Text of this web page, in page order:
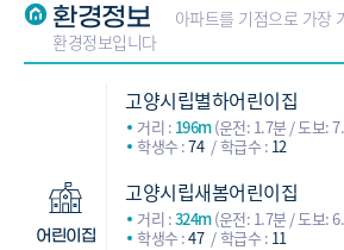
환경정보
아파트를 기점으로 가장
환경정보입니다
어린이집
고양시립별하어린이집
거리 : 196m(운전: 1.7분 / 도보:
학생수 :74 학급수 : 12
고양시립새봄어린이집
거리 :324m(운전: 1.7분 / 도보:
학생수 :47 학급수 : 11